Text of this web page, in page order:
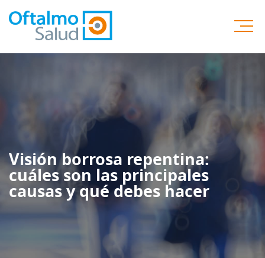
Visión borrosa repentina:
cuáles son las principales
causas y qué debes hacer